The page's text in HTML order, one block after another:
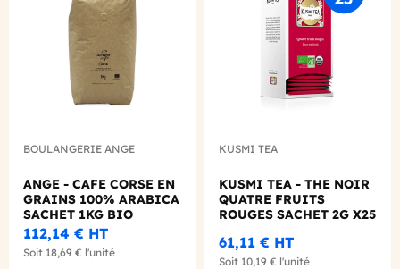
BOULANGERIE ANGE
ANGE - CAFE CORSE EN
GRAINS 100% ARABICA
SACHET 1KG BIO
112,14 € HT
Soit 18,69 € l'unité
KUSMI TEA
KUSMI TEA - THE NOIR
QUATRE FRUITS
ROUGES SACHET 2G X25
61,11 € HT
Soit 10,19 € l'unité